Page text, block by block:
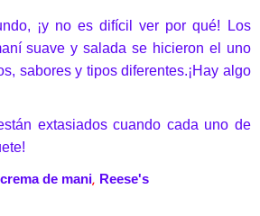
¡y no es difícil ver por qué! Los
suave y salada se hicieron el uno
sabores y tipos diferentes.¡Hay algo
extasiados cuando cada uno de
crema de mani, Reese's